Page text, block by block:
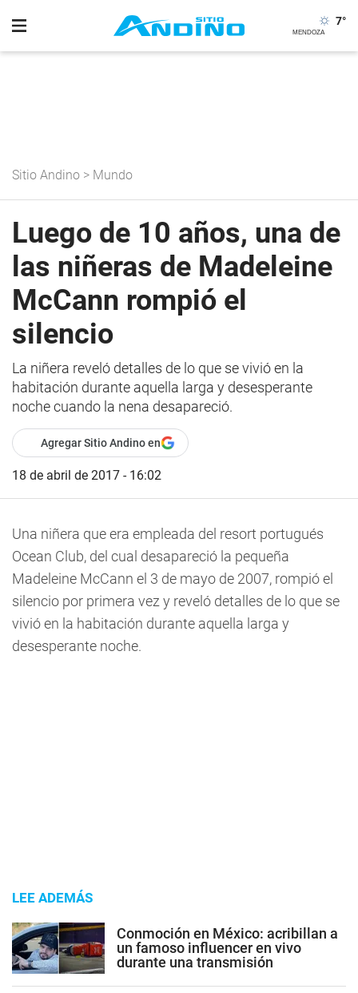
7°
Sitio Andino > Mundo
Luego de 10 años, una de
las niñeras de Madeleine
McCann rompió el
silencio
La niñera reveló detalles de lo que se vivió en la
habitación durante aquella larga y desesperante
noche cuando la nena desapareció.
Agregar Sitio Andino en
18 de abril de 2017 - 16:02
Una niñera que era empleada del resort portugués
Ocean Club, del cual desapareció la pequeña
Madeleine McCann el 3 de mayo de 2007, rompió el
silencio por primera vez y reveló detalles de lo que se
vivió en la habitación durante aquella larga y
desesperante noche.
LEE ADEMÁS
Conmoción en México: acribillan a
un famoso influencer en vivo
durante una transmisión